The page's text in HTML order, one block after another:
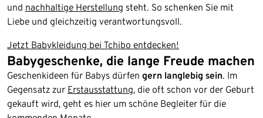
und nachhaltige Herstellung steht. So schenken Sie mit
Liebe und gleichzeitig verantwortungsvoll.
Jetzt Babykleidung bei Tchibo entdecken!
Babygeschenke, die lange Freude machen
Geschenkideen für Babys dürfen gern langlebig sein. Im
Gegensatz zur Erstausstattung, die oft schon vor der Geburt
gekauft wird, geht es hier um schöne Begleiter für die